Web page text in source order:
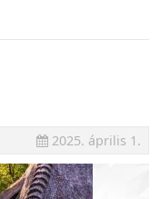
2025. április 1.